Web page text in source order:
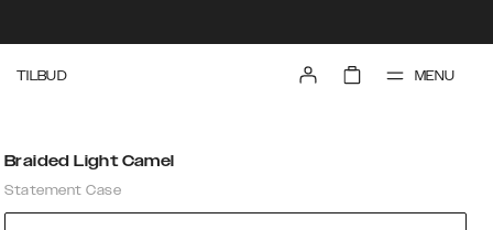
TILBUD MENU
Braided Light Camel
Statement Case